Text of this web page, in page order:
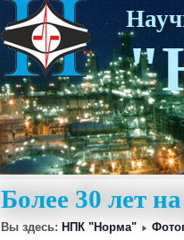
Более 30 лет
Вы здесь: НПК "Норма"